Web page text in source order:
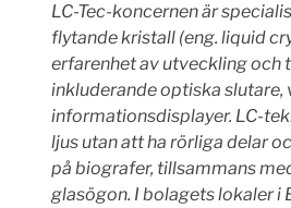
LC-Tec-koncernen är
flytande kristall (eng. liquid
erfarenhet av utveckling och
inkluderande optiska
informationsdisplayer. LC-
ljus utan att ha rörliga delar
på biografer, tillsammans
glasögon. I bolagets lokaler i